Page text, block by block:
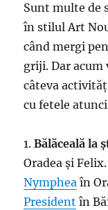
Sunt multe de
în stilul Art
când mergi
griji. Dar acum
câteva
cu fetele
1.Bălăceală la
Oradea și
Nymphea în
President în